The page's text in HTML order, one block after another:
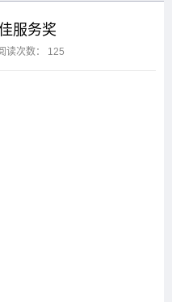
服务奖
读次数： 125